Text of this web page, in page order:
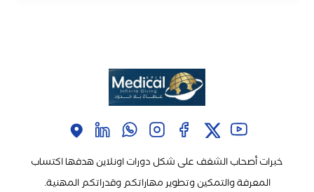
خبرات أصحاب الشغف على شكل دورات اونلاين هدفها اكتساب
المعرفة والتمكين وتطوير مهاراتكم وقدراتكم المهنية.